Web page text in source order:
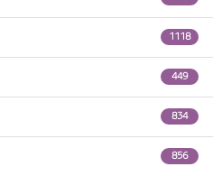
1118
449
834
856